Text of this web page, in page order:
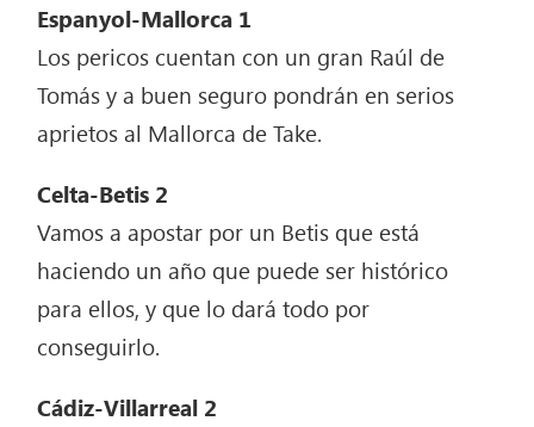
Espanyol-Mallorca 1
Los pericos cuentan con un gran Raúl de
Tomás y a buen seguro pondrán en serios
aprietos al Mallorca de Take.
Celta-Betis 2
Vamos a apostar por un Betis que está
haciendo un año que puede ser histórico
para ellos, y que lo dará todo por
conseguirlo.
Cádiz-Villarreal 2